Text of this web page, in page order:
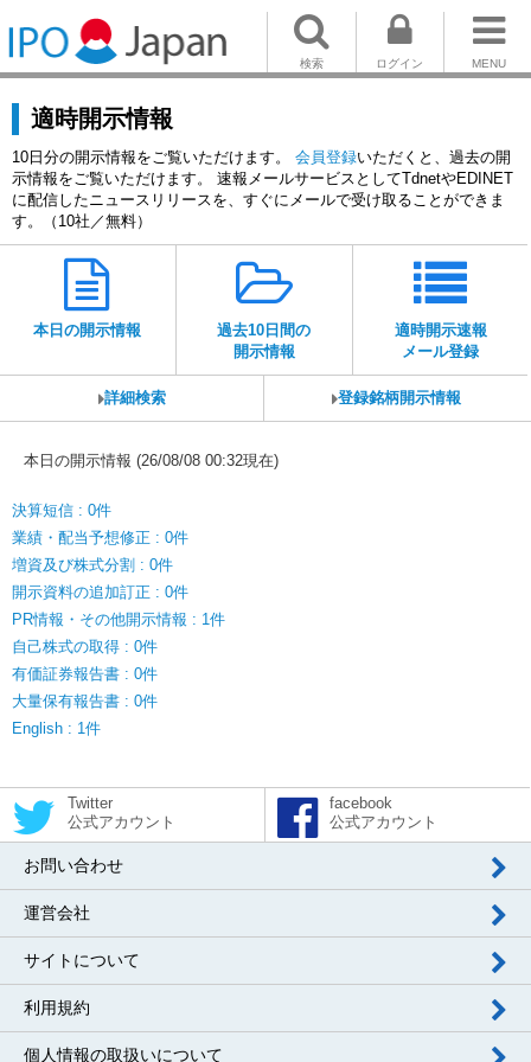
MENU
ログイン
検索
適時開示情報
10日分の開示情報をご覧いただけます。 会員登録いただくと、過去の開
示情報をご覧いただけます。 速報メールサービスとしてTdnetやEDINET
に配信したニュースリリースを、すぐにメールで受け取ることができま
す。（10社／無料）
本日の開示情報
過去10日間の
開示情報
適時開示速報
メール登録
詳細検索 登録銘柄開示情報
本日の開示情報 (26/08/08 00:32現在)
決算短信 : 0件
業績・配当予想修正 : 0件
増資及び株式分割 : 0件
開示資料の追加訂正 : 0件
PR情報・その他開示情報 : 1件
自己株式の取得 : 0件
有価証券報告書 : 0件
大量保有報告書 : 0件
English : 1件
Twitter
公式アカウント
facebook
公式アカウント
お問い合わせ
運営会社
サイトについて
利用規約
個人情報の取扱いについて